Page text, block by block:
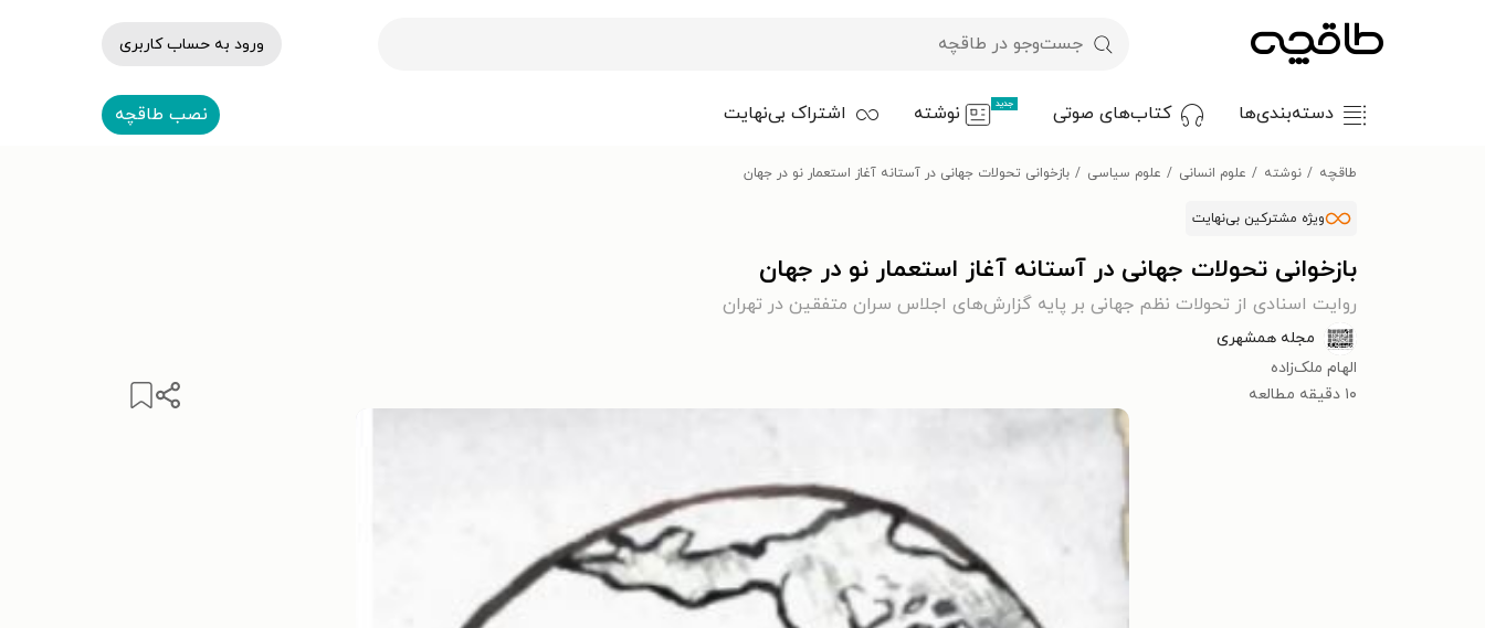
ورود به حساب کاربری
دسته‌بندی‌ها کتاب‌های صوتی جدید نوشته اشتراک بی‌نهایت نصب طاقچه
طاقچه نوشته علوم انسانی علوم سیاسی بازخوانی تحولات جهانی در آستانه آغاز استعمار نو در جهان
ویژه مشترکین بی‌نهایت
بازخوانی تحولات جهانی در آستانه آغاز استعمار نو در جهان
روایت اسنادی از تحولات نظم جهانی بر پایه گزارش‌های اجلاس سران متفقین در تهران
مجله همشهری
الهام ملک‌زاده
۱۰ دقیقه مطالعه